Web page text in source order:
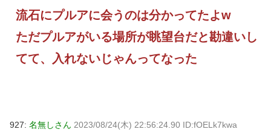
流石にプルアに会うのは分かってたよw
ただプルアがいる場所が眺望台だと勘違いし
てて、入れないじゃんってなった
927: 名無しさん 2023/08/24(木) 22:56:24.90 ID:fOELk7kwa